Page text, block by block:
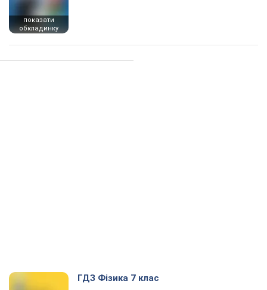
показати
обкладинку
ГДЗ Фізика 7 клас